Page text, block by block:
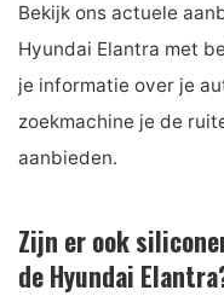
Bekijk ons ​​actuele
Hyundai Elantra met
je informatie over je
zoekmachine je de
aanbieden.
Zijn er ook
de Hyundai